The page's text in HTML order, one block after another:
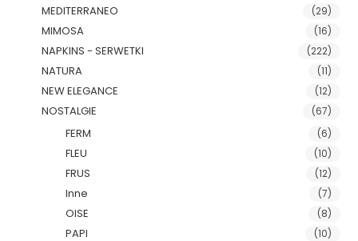
MEDITERRANEO (29)
MIMOSA (16)
NAPKINS - SERWETKI (222)
NATURA (11)
NEW ELEGANCE (12)
NOSTALGIE (67)
FERM (6)
FLEU (10)
FRUS (12)
Inne (7)
OISE (8)
PAPI (10)